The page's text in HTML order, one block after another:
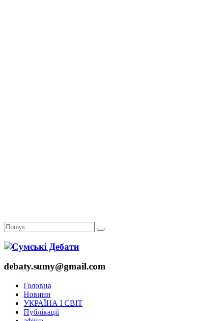
debaty.sumy@gmail.com
Головна
Новини
УКРАЇНА І СВІТ
Публікації